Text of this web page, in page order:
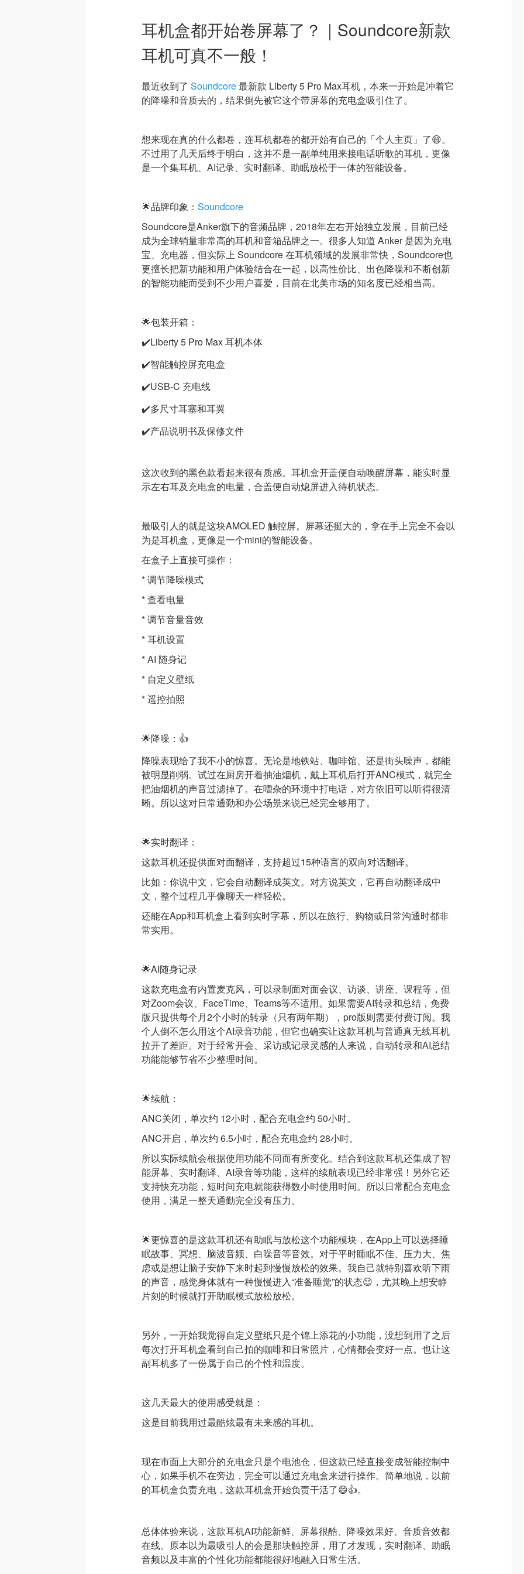
耳机盒都开始卷屏幕了？｜Soundcore新款
耳机可真不一般！
最近收到了 Soundcore最新款 Liberty 5 Pro Max耳机，本来一开始是冲着它
的降噪和音质去的，结果倒先被它这个带屏幕的充电盒吸引住了。
想来现在真的什么都卷，连耳机都卷的都开始有自己的「个人主页」了😄。
不过用了几天后终于明白，这并不是一副单纯用来接电话听歌的耳机，更像
是一个集耳机、AI记录、实时翻译、助眠放松于一体的智能设备。
🌟品牌印象： Soundcore
Soundcore是Anker旗下的音频品牌，2018年左右开始独立发展，目前已经
成为全球销量非常高的耳机和音箱品牌之一。很多人知道 Anker 是因为充电
宝、充电器，但实际上 Soundcore 在耳机领域的发展非常快，Soundcore也
更擅长把新功能和用户体验结合在一起，以高性价比、出色降噪和不断创新
的智能功能而受到不少用户喜爱，目前在北美市场的知名度已经相当高。
🌟包装开箱：
✔️Liberty 5 Pro Max 耳机本体
✔️智能触控屏充电盒
✔️USB-C 充电线
✔️多尺寸耳塞和耳翼
✔️产品说明书及保修文件
这次收到的黑色款看起来很有质感。耳机盒开盖便自动唤醒屏幕，能实时显
示左右耳及充电盒的电量，合盖便自动熄屏进入待机状态。
最吸引人的就是这块AMOLED 触控屏。屏幕还挺大的，拿在手上完全不会以
为是耳机盒，更像是一个mini的智能设备。
在盒子上直接可操作：
* 调节降噪模式
* 查看电量
* 调节音量音效
* 耳机设置
* AI 随身记
* 自定义壁纸
* 遥控拍照
🌟降噪：👍
降噪表现给了我不小的惊喜。无论是地铁站、咖啡馆、还是街头噪声，都能
被明显削弱。试过在厨房开着抽油烟机，戴上耳机后打开ANC模式，就完全
把油烟机的声音过滤掉了。在嘈杂的环境中打电话，对方依旧可以听得很清
晰。所以这对日常通勤和办公场景来说已经完全够用了。
🌟实时翻译：
这款耳机还提供面对面翻译，支持超过15种语言的双向对话翻译。
比如：你说中文，它会自动翻译成英文。对方说英文，它再自动翻译成中
文，整个过程几乎像聊天一样轻松。
还能在App和耳机盒上看到实时字幕，所以在旅行、购物或日常沟通时都非
常实用。
🌟AI随身记录
这款充电盒有内置麦克风，可以录制面对面会议、访谈、讲座、课程等，但
对Zoom会议、FaceTime、Teams等不适用。如果需要AI转录和总结，免费
版只提供每个月2个小时的转录（只有两年期），pro版则需要付费订阅。我
个人倒不怎么用这个AI录音功能，但它也确实让这款耳机与普通真无线耳机
拉开了差距。对于经常开会、采访或记录灵感的人来说，自动转录和AI总结
功能能够节省不少整理时间。
🌟续航：
ANC关闭，单次约 12小时，配合充电盒约 50小时。
ANC开启，单次约 6.5小时，配合充电盒约 28小时。
所以实际续航会根据使用功能不同而有所变化。结合到这款耳机还集成了智
能屏幕、实时翻译、AI录音等功能，这样的续航表现已经非常强！另外它还
支持快充功能，短时间充电就能获得数小时使用时间。所以日常配合充电盒
使用，满足一整天通勤完全没有压力。
🌟更惊喜的是这款耳机还有助眠与放松这个功能模块，在App上可以选择睡
眠故事、冥想、脑波音频、白噪音等音效。对于平时睡眠不佳、压力大、焦
虑或是想让脑子安静下来时起到慢慢放松的效果。我自己就特别喜欢听下雨
的声音，感觉身体就有一种慢慢进入“准备睡觉”的状态😌，尤其晚上想安静
片刻的时候就打开助眠模式放松放松。
另外，一开始我觉得自定义壁纸只是个锦上添花的小功能，没想到用了之后
每次打开耳机盒看到自己拍的咖啡和日常照片，心情都会变好一点。也让这
副耳机多了一份属于自己的个性和温度。
这几天最大的使用感受就是：
这是目前我用过最酷炫最有未来感的耳机。
现在市面上大部分的充电盒只是个电池仓，但这款已经直接变成智能控制中
心，如果手机不在旁边，完全可以通过充电盒来进行操作。简单地说，以前
的耳机盒负责充电，这款耳机盒开始负责干活了😄👍。
总体体验来说，这款耳机AI功能新鲜、屏幕很酷、降噪效果好、音质音效都
在线。原本以为最吸引人的会是那块触控屏，用了才发现，实时翻译、助眠
音频以及丰富的个性化功能都能很好地融入日常生活。